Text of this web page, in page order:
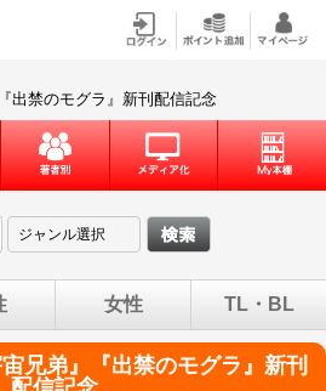
出禁のモグラ』新刊配信記念
女性 TL・BL
兄弟』『出禁のモグラ』新刊